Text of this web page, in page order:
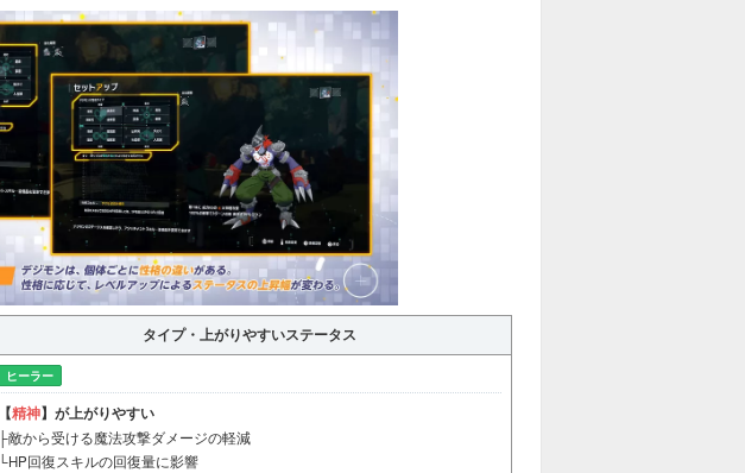
タイプ・上がりやすいステータス
ヒーラー
【精神】が上がりやすい
├敵から受ける魔法攻撃ダメージの軽減
└HP回復スキルの回復量に影響